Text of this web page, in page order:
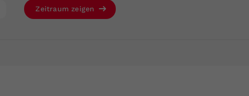
Zeitraum zeigen
Einstellungen, falls der